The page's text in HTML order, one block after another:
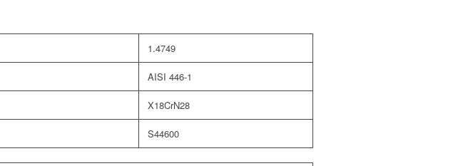
1.4749
AISI 446-1
X18CrN28
S44600